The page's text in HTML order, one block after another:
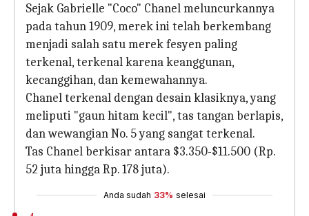
Sejak Gabrielle "Coco" Chanel meluncurkannya
pada tahun 1909, merek ini telah berkembang
menjadi salah satu merek fesyen paling
terkenal, terkenal karena keanggunan,
kecanggihan, dan kemewahannya.
Chanel terkenal dengan desain klasiknya, yang
meliputi "gaun hitam kecil", tas tangan berlapis,
dan wewangian No. 5 yang sangat terkenal.
Tas Chanel berkisar antara $3.350-$11.500 (Rp.
52 juta hingga Rp. 178 juta).
Anda sudah 33% selesai